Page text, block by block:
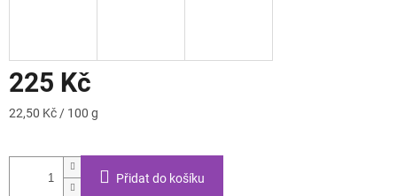
225 Kč
Měrná
22,50 Kč / 100 g
Přidat do košíku